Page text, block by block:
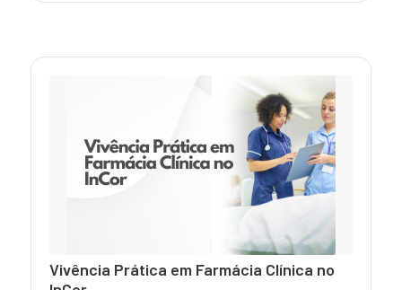
Vivência Prática em Farmácia Clínica no